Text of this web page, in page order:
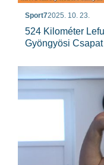
Sport72025. 10. 23.
524 Kilométer
Gyöngyösi Csapat